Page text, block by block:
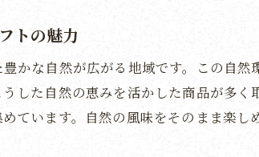
新潟の季節感を活かしたギフト
受取人が喜ぶ贈り物の選び方
新潟の魅力を最大限に伝えるカ
トの魅力
かな自然が広がる地域です。この自
した自然の恵みを活かした商品が多
ています。自然の風味をそのまま楽